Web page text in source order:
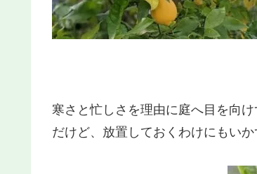
寒さと忙しさを理由に庭へ目を向け
だけど、放置しておくわけにもい